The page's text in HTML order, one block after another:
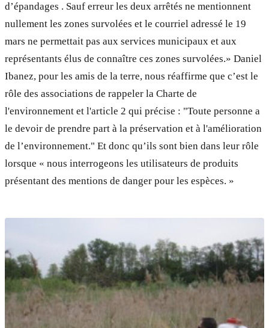
d’épandages . Sauf erreur les deux arrêtés ne mentionnent
nullement les zones survolées et le courriel adressé le 19
mars ne permettait pas aux services municipaux et aux
représentants élus de connaître ces zones survolées.» Daniel
Ibanez, pour les amis de la terre, nous réaffirme que c’est le
rôle des associations de rappeler la Charte de
l'environnement et l'article 2 qui précise : "Toute personne a
le devoir de prendre part à la préservation et à l'amélioration
de l’environnement." Et donc qu’ils sont bien dans leur rôle
lorsque « nous interrogeons les utilisateurs de produits
présentant des mentions de danger pour les espèces. »